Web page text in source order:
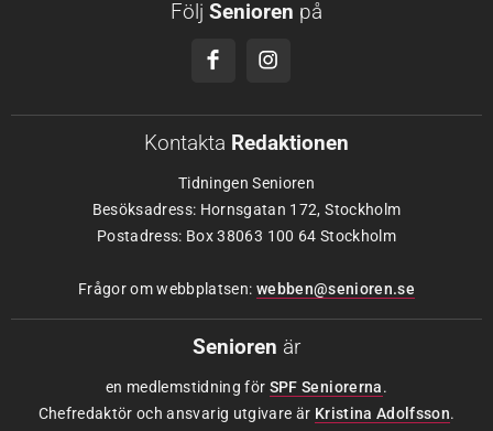
Följ Senioren på
Kontakta Redaktionen
Tidningen Senioren
Besöksadress: Hornsgatan 172, Stockholm
Postadress: Box 38063 100 64 Stockholm
Frågor om webbplatsen: webben@senioren.se
Senioren är
en medlemstidning för SPF Seniorerna.
Chefredaktör och ansvarig utgivare är Kristina Adolfsson.